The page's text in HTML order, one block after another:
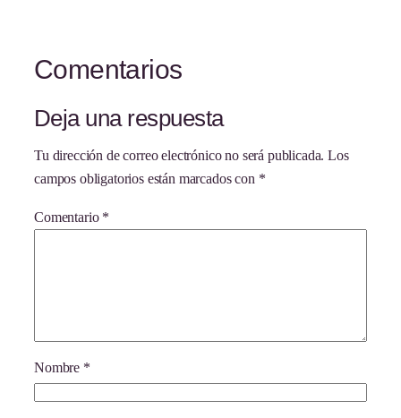
Comentarios
Deja una respuesta
Tu dirección de correo electrónico no será publicada. Los
campos obligatorios están marcados con *
Comentario *
Nombre *